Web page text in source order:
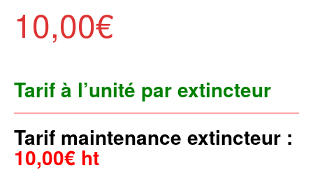
10,00€
Tarif à l’unité parextincteur
Tarif maintenance extincteur :
10,00€ ht